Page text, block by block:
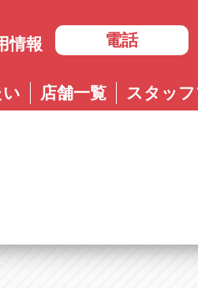
情報 電話
岐阜
岐阜
店
店舗一覧 スタッ